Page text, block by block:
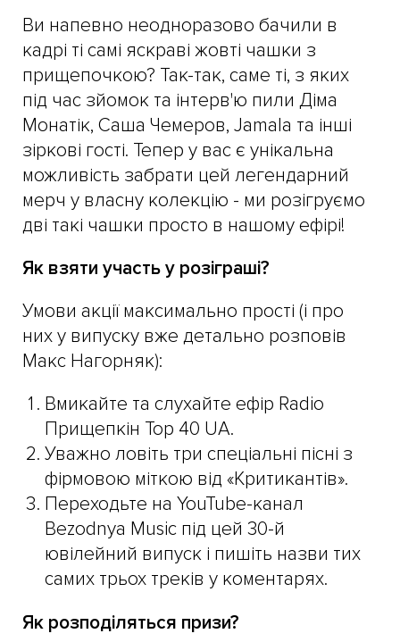
Ви напевно неодноразово бачили в
кадрі ті самі яскраві жовті чашки з
прищепочкою? Так-так, саме ті, з яких
під час зйомок та інтерв'ю пили Діма
Монатік, Саша Чемеров, Jamala та інші
зіркові гості. Тепер у вас є унікальна
можливість забрати цей легендарний
мерч у власну колекцію - ми розігруємо
дві такі чашки просто в нашому ефірі!
Як взяти участь у розіграші?
Умови акції максимально прості (і про
них у випуску вже детально розповів
Макс Нагорняк):
Вмикайте та слухайте ефір Radio
Прищепкін Top 40 UA.
Уважно ловіть три спеціальні пісні з
фірмовою міткою від «Критикантів».
Переходьте на YouTube-канал
Bezodnya Music під цей 30-й
ювілейний випуск і пишіть назви тих
самих трьох треків у коментарях.
Як розподіляться призи?